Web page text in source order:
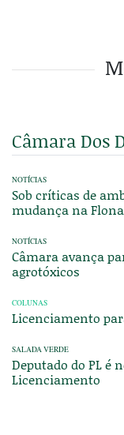
Câmara Dos
NOTÍCIAS
Sob críticas de
mudança na
NOTÍCIAS
Câmara avança
agrotóxicos
COLUNAS
Licenciamento
SALADA VERDE
Deputado do PL é
Licenciamento